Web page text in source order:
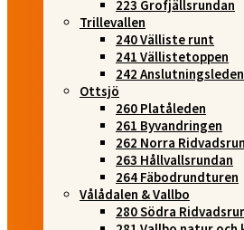
223 Grofjällsrundan
Trillevallen
240 Välliste runt
241 Vällistetoppen
242 Anslutningsleden
Ottsjö
260 Platåleden
261 Byvandringen
262 Norra
263 Hållvallsrundan
264 Fäbodrundturen
Vålådalen & Vallbo
280 Södra